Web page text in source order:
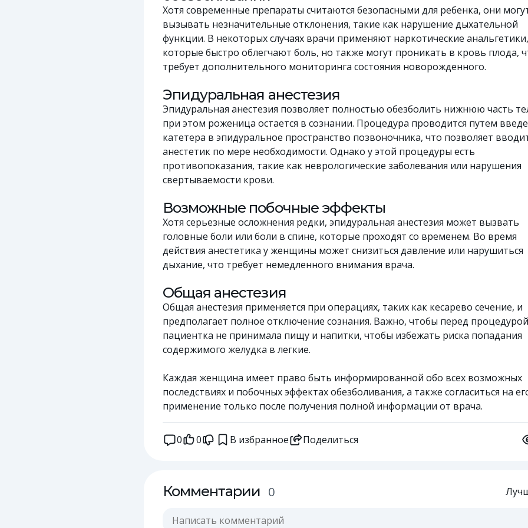
Хотя современные препараты считаются безопасными для ребенка, они
вызывать незначительные отклонения, такие как нарушение дыхательной
функции. В некоторых случаях врачи применяют наркотические анальгетики,
которые быстро облегчают боль, но также могут проникать в кровь плода,
требует дополнительного мониторинга состояния новорожденного.
Эпидуральная анестезия
Эпидуральная анестезия позволяет полностью обезболить нижнюю часть
при этом роженица остается в сознании. Процедура проводится путем
катетера в эпидуральное пространство позвоночника, что позволяет
анестетик по мере необходимости. Однако у этой процедуры есть
противопоказания, такие как неврологические заболевания или нарушения
свертываемости крови.
Возможные побочные эффекты
Хотя серьезные осложнения редки, эпидуральная анестезия может вызвать
головные боли или боли в спине, которые проходят со временем. Во время
действия анестетика у женщины может снизиться давление или нарушиться
дыхание, что требует немедленного внимания врача.
Общая анестезия
Общая анестезия применяется при операциях, таких как кесарево сечение, и
предполагает полное отключение сознания. Важно, чтобы перед процедурой
пациентка не принимала пищу и напитки, чтобы избежать риска попадания
содержимого желудка в легкие.
Каждая женщина имеет право быть информированной обо всех возможных
последствиях и побочных эффектах обезболивания, а также согласиться на
применение только после получения полной информации от врача.
0 0 В избранное Поделиться
Комментарии 0